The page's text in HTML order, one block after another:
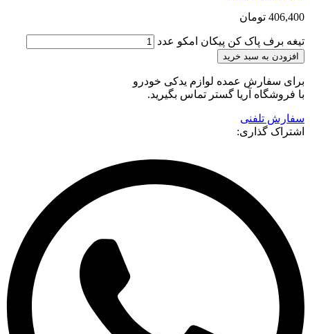
406,400 تومان
تیغه برف پاک کن پیکان امکو عدد
افزودن به سبد خرید
برای سفارش عمده لوازم یدکی خودرو
با فروشگاه آریا گستر تماس بگیرید.
سفارش تلفنی
اشتراک گذاری: